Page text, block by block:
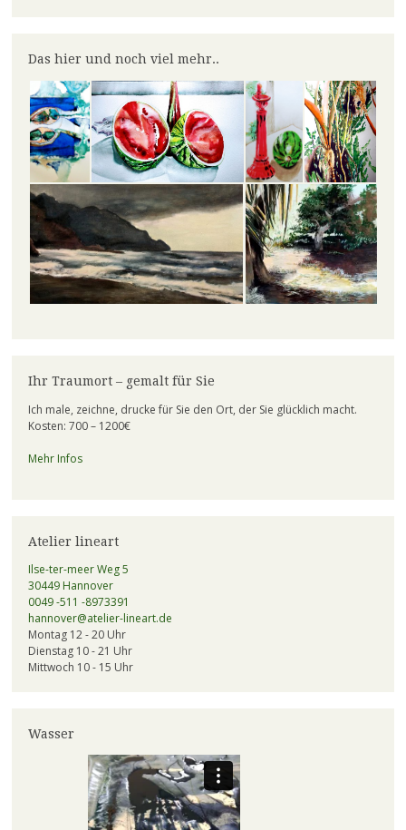
anzeigen
anzeigen
anzeigen
Das hier und noch viel mehr..
Ihr Traumort – gemalt für Sie
Ich male, zeichne, drucke für Sie den Ort, der Sie glücklich macht.
Kosten: 700 – 1200€
Mehr Infos
Atelier lineart
Ilse-ter-meer Weg 5
30449 Hannover
0049 -511 -8973391
hannover@atelier-lineart.de
Montag 12 - 20 Uhr
Dienstag 10 - 21 Uhr
Mittwoch 10 - 15 Uhr
Wasser